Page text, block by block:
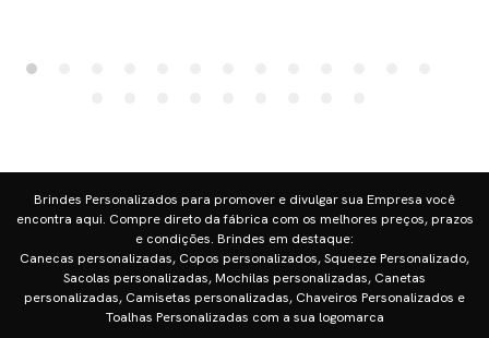
Brindes Personalizados para promover e divulgar sua Empresa você
encontra aqui. Compre direto da fábrica com os melhores preços, prazos
e condições. Brindes em destaque:
Canecas personalizadas, Copos personalizados, Squeeze Personalizado,
Sacolas personalizadas, Mochilas personalizadas, Canetas
personalizadas, Camisetas personalizadas, Chaveiros Personalizados e
Toalhas Personalizadas com a sua logomarca